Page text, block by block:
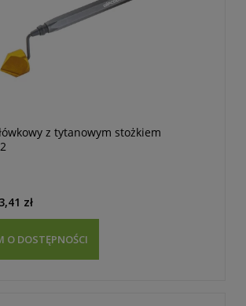
z tytanowym stożkiem
zł
O DOSTĘPNOŚCI